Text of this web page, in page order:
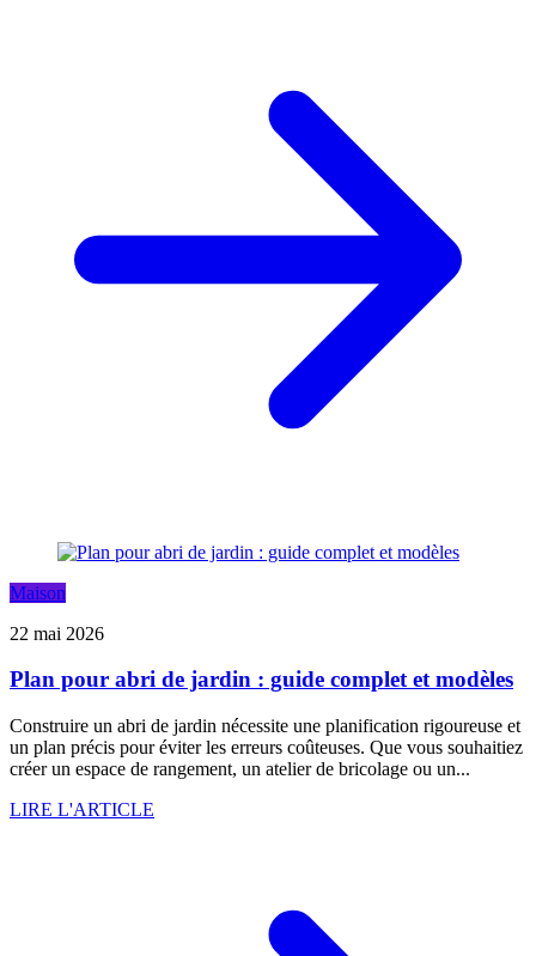
Maison
22 mai 2026
Plan pour abri de jardin : guide complet et modèles
Construire un abri de jardin nécessite une planification rigoureuse et
un plan précis pour éviter les erreurs coûteuses. Que vous souhaitiez
créer un espace de rangement, un atelier de bricolage ou un...
LIRE L'ARTICLE